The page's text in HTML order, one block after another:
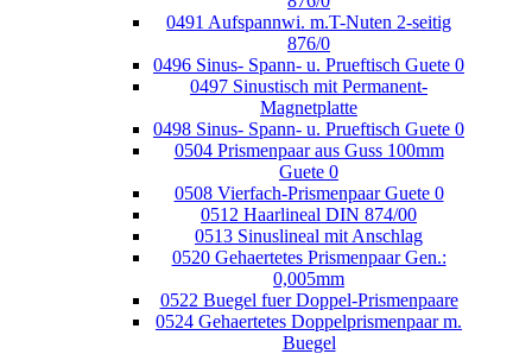
0491 Aufspannwi. m.T-Nuten 2-seitig
876/0
0496 Sinus- Spann- u. Prueftisch Guete 0
0497 Sinustisch mit Permanent-
Magnetplatte
0498 Sinus- Spann- u. Prueftisch Guete 0
0504 Prismenpaar aus Guss 100mm
Guete 0
0508 Vierfach-Prismenpaar Guete 0
0512 Haarlineal DIN 874/00
0513 Sinuslineal mit Anschlag
0520 Gehaertetes Prismenpaar Gen.:
0,005mm
0522 Buegel fuer Doppel-Prismenpaare
0524 Gehaertetes Doppelprismenpaar m.
Buegel